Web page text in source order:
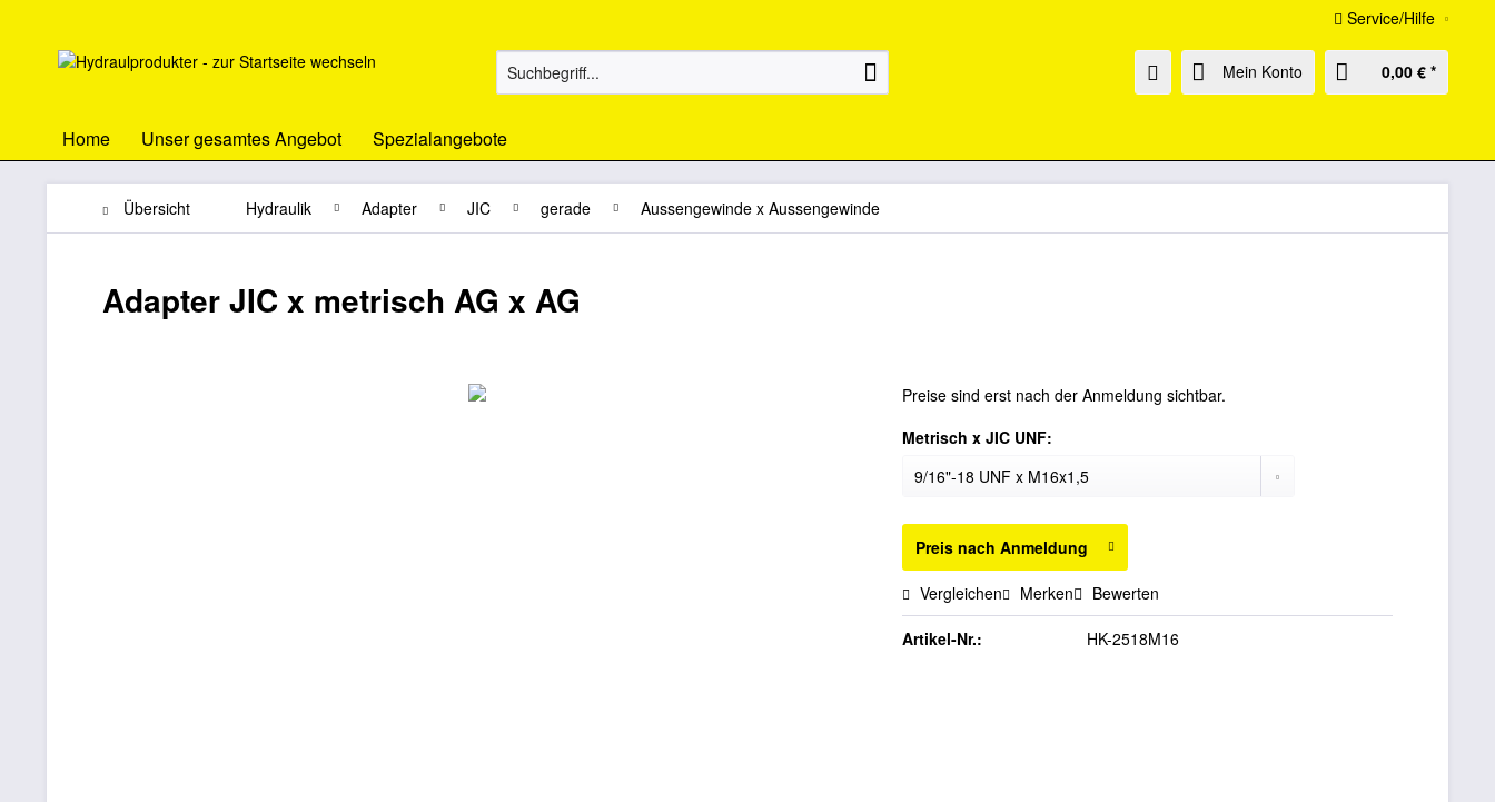
Service/Hilfe
Mein Konto 0,00 € *
Home Unser gesamtes Angebot Spezialangebote
Übersicht Hydraulik Adapter JIC gerade Aussengewinde x Aussengewinde
Adapter JIC x metrisch AG x AG
Preise sind erst nach der Anmeldung sichtbar.
Metrisch x JIC UNF:
Preis nach Anmeldung
Vergleichen Merken Bewerten
Artikel-Nr.: HK-2518M16